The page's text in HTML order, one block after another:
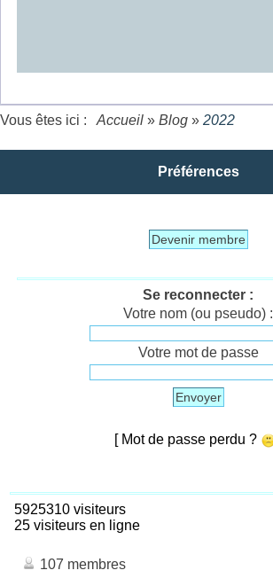
Vous êtes ici : Accueil » Blog » 2022
Préférences
Devenir membre
Se reconnecter :
Votre nom (ou pseudo) :
Votre mot de passe
Envoyer
[ Mot de passe perdu ?
5925310 visiteurs
25 visiteurs en ligne
107 membres